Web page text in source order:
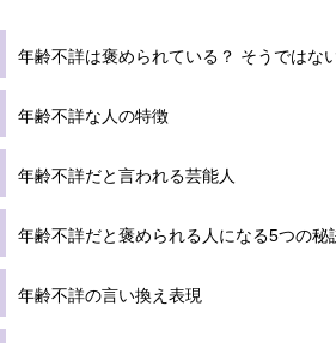
年齢不詳は褒められている？ そうではな
年齢不詳な人の特徴
年齢不詳だと言われる芸能人
年齢不詳だと褒められる人になる5つの秘
年齢不詳の言い換え表現